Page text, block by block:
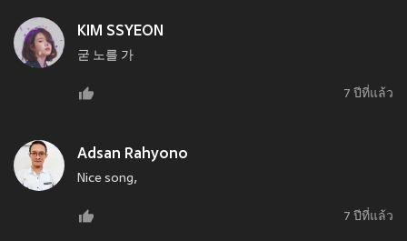
KIM SSYEON
굳 노를 가
7 ปีที่แล้ว
Adsan Rahyono
Nice song,
7 ปีที่แล้ว